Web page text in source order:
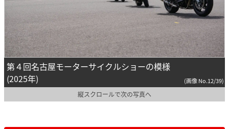
第４回名古屋モーターサイクルショーの模様
(2025年)
(画像 No.12/39)
縦スクロールで次の写真へ